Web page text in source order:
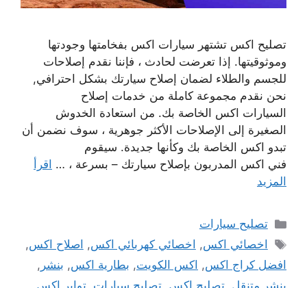
تصليح اكس تشتهر سيارات اكس بفخامتها وجودتها
وموثوقيتها. إذا تعرضت لحادث ، فإننا نقدم إصلاحات
للجسم والطلاء لضمان إصلاح سيارتك بشكل احترافي,
نحن نقدم مجموعة كاملة من خدمات إصلاح
السيارات اكس الخاصة بك. من استعادة الخدوش
الصغيرة إلى الإصلاحات الأكثر جوهرية ، سوف نضمن أن
تبدو اكس الخاصة بك وكأنها جديدة. سيقوم
فني اكس المدربون بإصلاح سيارتك – بسرعة ، … اقرأ
المزيد
التصنيفات
تصليح سيارات
الوسوم
اخصائي اكس, اخصائي كهربائي اكس, اصلاح اكس,
افضل كراج اكس, اكس الكويت, بطارية اكس, بنشر ,